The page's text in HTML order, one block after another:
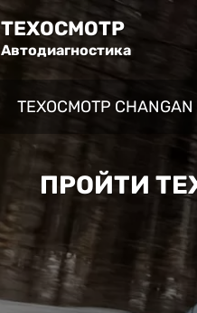
ТЕХОСМОТР
Автодиагностика
ТЕХОСМОТР CHANGAN
ПРОЙТИ